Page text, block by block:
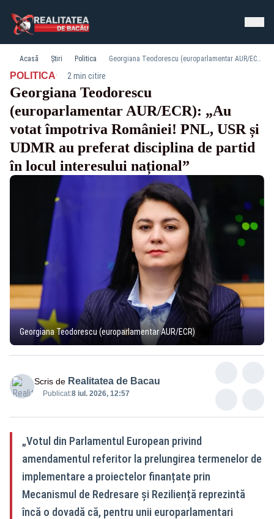
Acasă Știri Politica Georgiana Teodorescu (europarlamentar AUR/ECR): „Au votat împotriva României! PNL, USR și UDMR au preferat disciplina de partid în locul interesului național”
POLITICA· 2 min citire
Georgiana Teodorescu
(europarlamentar AUR/ECR): „Au
votat împotriva României! PNL, USR și
UDMR au preferat disciplina de partid
în locul interesului național”
Georgiana Teodorescu (europarlamentar AUR/ECR)
Scris de Realitatea de Bacau
Publicat:8 iul. 2026, 12:57
„Votul din Parlamentul European privind
amendamentul referitor la prelungirea termenelor de
implementare a proiectelor finanțate prin
Mecanismul de Redresare și Reziliență reprezintă
încă o dovadă că, pentru unii europarlamentari